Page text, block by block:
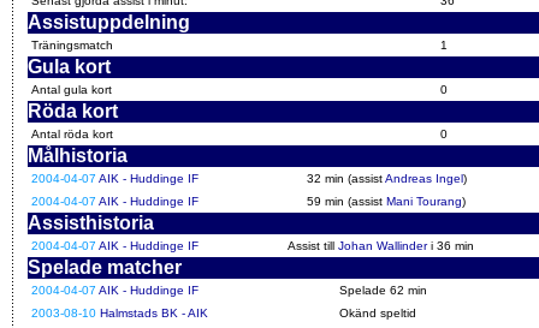
Assistuppdelning
Träningsmatch 1
Gula kort
Antal gula kort 0
Röda kort
Antal röda kort 0
Målhistoria
2004-04-07 AIK - Huddinge IF 32 min (assistAndreas Ingel)
2004-04-07 AIK - Huddinge IF 59 min (assist Mani Tourang)
Assisthistoria
2004-04-07 AIK - Huddinge IF Assist till Johan Wallinderi 36 min
Spelade matcher
2004-04-07 AIK - Huddinge IF
Spelade 62 min
2003-08-10 Halmstads BK - AIK
Okänd speltid